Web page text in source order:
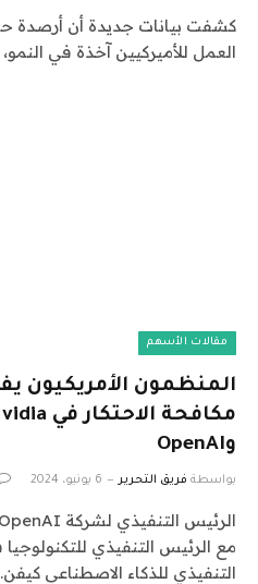
كشفت بيانات جديدة أن أرصدة
العمل للأميركيين آخذة في
مقالات الأسهم
المنظمون الأمريكيون
وOpenAI
بواسطة فريق التحرير 6 يونيو، 2024
التنفيذي للذكاء الاصطناعي